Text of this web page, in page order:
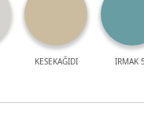
KESEKAĞIDI IRMAK